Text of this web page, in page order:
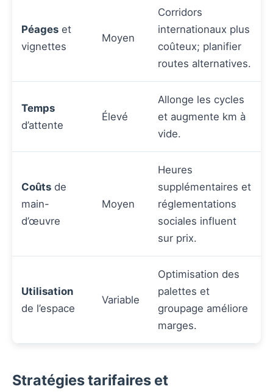
Péages et
vignettes
Moyen
Corridors
internationaux plus
coûteux; planifier
routes alternatives.
Temps
d’attente
Élevé
Allonge les cycles
et augmente km à
vide.
Coûts de
main-
d’œuvre
Moyen
Heures
supplémentaires et
réglementations
sociales influent
sur prix.
Utilisation
de l’espace
Variable
Optimisation des
palettes et
groupage améliore
marges.
Stratégies tarifaires et